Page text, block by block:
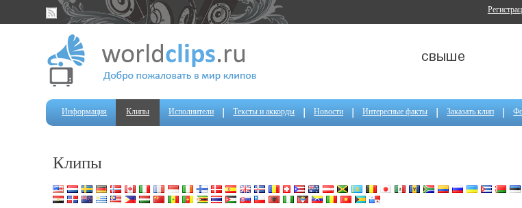
Информация Клипы Исполнители Тексты и аккорды Новости Интересные факты Заказать клип
Клипы